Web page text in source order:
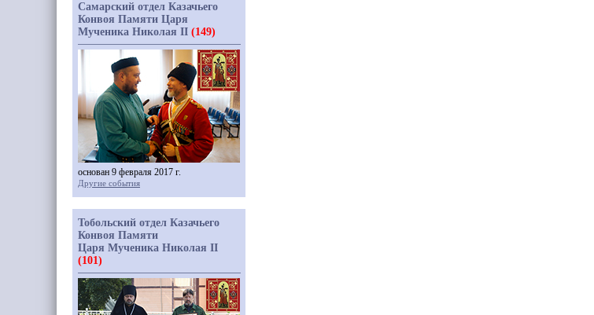
Самарский отдел Казачьего
Конвоя Памяти Царя
Мученика Николая II (149)
основан 9 февраля 2017 г.
Другие события
Тобольский отдел Казачьего
Конвоя Памяти
Царя Мученика Николая II
(101)